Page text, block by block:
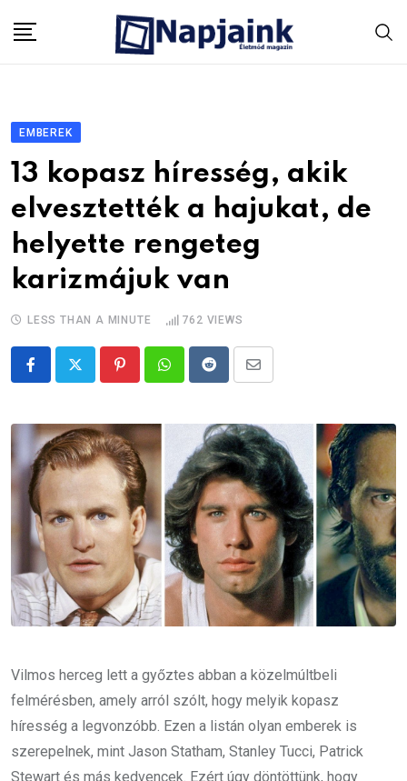
EMBEREK
13 kopasz híresség, akik
elvesztették a hajukat, de
helyette rengeteg
karizmájuk van
LESS THAN A MINUTE 762 VIEWS
PinterestWhatsappRedditShare
Email
Vilmos herceg lett a győztes abban a közelmúltbeli
felmérésben, amely arról szólt, hogy melyik kopasz
híresség a legvonzóbb. Ezen a listán olyan emberek is
szerepelnek, mint Jason Statham, Stanley Tucci, Patrick
Stewart és más kedvencek. Ezért úgy döntöttünk, hogy